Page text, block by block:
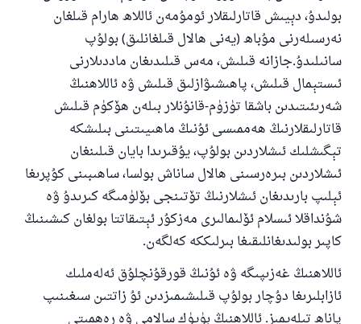
بولىدۇ، دېيىش قاتارلىقلار ئومۇمەن ئاللاھ ھارام قىلغان
نەرسىلەرنى مۇباھ (يەنى ھالال قىلغانلىق) بولۇپ
سانىلىدۇ.جازانە قىلىش، مەس قىلىدىغان ماددىلارنى
ئىستېمال قىلىش، پاھىشىۋازلىق قىلىش ۋە ئاللاھنىڭ
شەرىئىتىدىن باشقا تۈزۈم-قانۇنلار بىلەن ھۆكۈم قىلىش
قاتارلىقلارنىڭ ھەممىسى ئۇنىڭ ماھىيىتىنى بىلىشكە
تېگىشلىك ئىشلاردىن بولۇپ، يۇقىرىدا بايان قىلىنغان
ئىشلاردىن بىرەرسىنى ھالال ساناش بولسا، ساھىبىنى كۇپرىغا
ئېلىپ بارىدىغان ئىشلارنىڭ تۆتىنجى بۆلۈمىگە كىرىدۇ ۋە
شۇنداقلا ئىسلام ئۆلىمالىرى مەزكۇر ئېتىقاتتا بولغان كىشىنىڭ
كاپىر بولىدىغانلىقىغا بىرلىككە كەلگەن.
ئاللاھنىڭ غەزىپىگە ۋە ئۇنىڭ قورقۇنچلۇق ئەلەملىك
ئازابلىرىغا دۇچار بولۇپ قىلىشىمىزدىن ئۇ زاتتىن سىغىنىپ
پاناھ تىلەيمىز. ئاللاھنىڭ بۈيۈك سالامى ۋە رەھمىتى